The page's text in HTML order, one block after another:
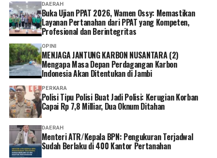
DAERAH
Buka Ujian PPAT 2026, Wamen Ossy: Memastikan
Layanan Pertanahan dari PPAT yang Kompeten,
Profesional dan Berintegritas
OPINI
MENJAGA JANTUNG KARBON NUSANTARA (2)
Mengapa Masa Depan Perdagangan Karbon
Indonesia Akan Ditentukan di Jambi
PERKARA
Polisi Tipu Polisi Buat Jadi Polisi: Kerugian Korban
Capai Rp 7,8 Milliar, Dua Oknum Ditahan
DAERAH
Menteri ATR/Kepala BPN: Pengukuran Terjadwal
Sudah Berlaku di 400 Kantor Pertanahan